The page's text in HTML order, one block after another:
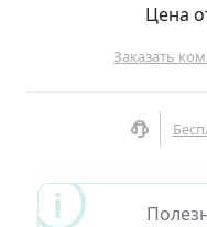
Цена
Заказать